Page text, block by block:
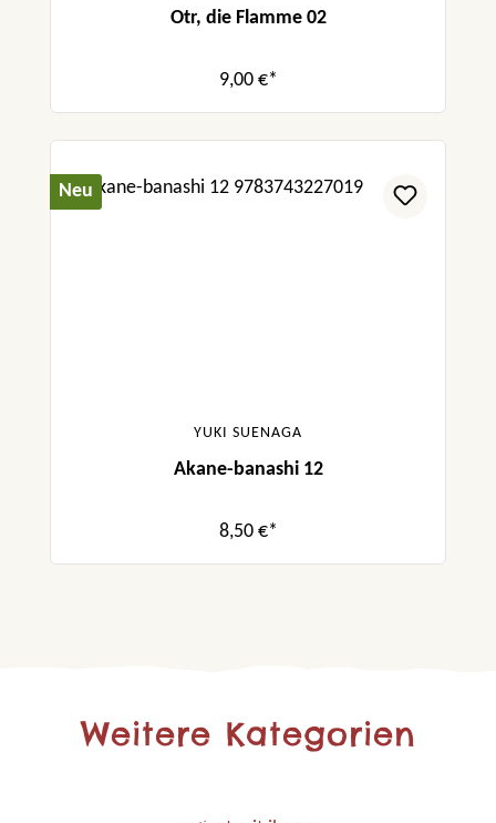
Otr, die Flamme 02
9,00 €*
Neu
YUKI SUENAGA
Akane-banashi 12
8,50 €*
Weitere Kategorien